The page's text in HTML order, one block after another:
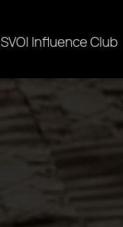
SVOI Influence Club